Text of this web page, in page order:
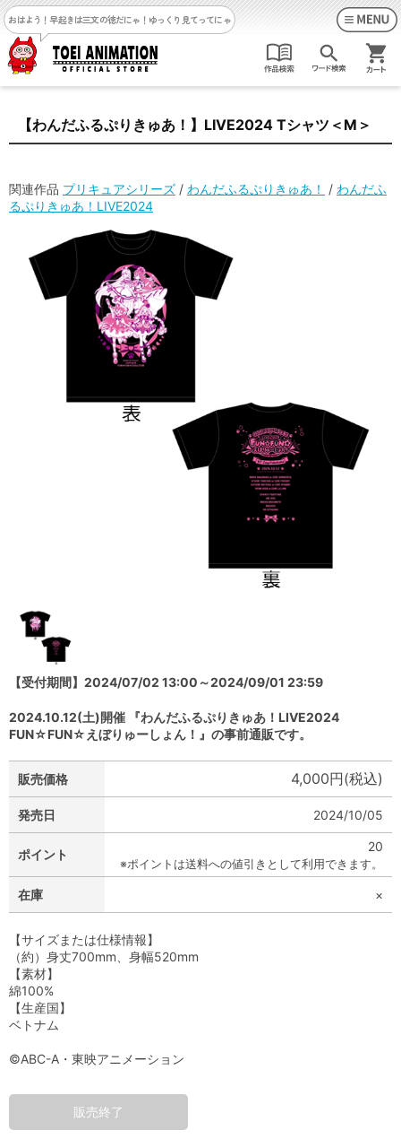
おはよう！早起きは三文の徳だにゃ！ ゆっくり見てってにゃ
【わんだふるぷりきゅあ！】LIVE2024 Tシャツ＜M＞
関連作品 プリキュアシリーズ / わんだふるぷりきゅあ！ / わんだふ
るぷりきゅあ！LIVE2024
【受付期間】2024/07/02 13:00～2024/09/01 23:59
2024.10.12(土)開催 『わんだふるぷりきゅあ！LIVE2024
FUN☆FUN☆えぼりゅーしょん！』の事前通販です。
販売価格 4,000円(税込)
発売日 2024/10/05
ポイント
20
※ポイントは送料への値引きとして利用できます。
在庫 ×
【サイズまたは仕様情報】
（約）身丈700mm、身幅520mm
【素材】
綿100%
【生産国】
ベトナム
©ABC-A・東映アニメーション
販売終了